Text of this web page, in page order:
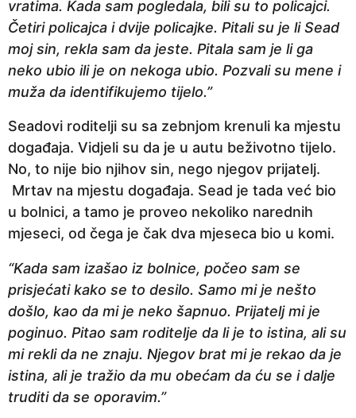
vratima. Kada sam pogledala, bili su to policajci.
Četiri policajca i dvije policajke. Pitali su je li Sead
moj sin, rekla sam da jeste. Pitala sam je li ga
neko ubio ili je on nekoga ubio. Pozvali su mene i
muža da identifikujemo tijelo.”
Seadovi roditelji su sa zebnjom krenuli ka mjestu
događaja. Vidjeli su da je u autu beživotno tijelo.
No, to nije bio njihov sin, nego njegov prijatelj.
Mrtav na mjestu događaja. Sead je tada već bio
u bolnici, a tamo je proveo nekoliko narednih
mjeseci, od čega je čak dva mjeseca bio u komi.
“Kada sam izašao iz bolnice, počeo sam se
prisjećati kako se to desilo. Samo mi je nešto
došlo, kao da mi je neko šapnuo. Prijatelj mi je
poginuo. Pitao sam roditelje da li je to istina, ali su
mi rekli da ne znaju. Njegov brat mi je rekao da je
istina, ali je tražio da mu obećam da ću se i dalje
truditi da se oporavim.”